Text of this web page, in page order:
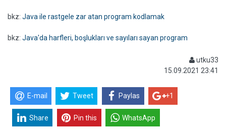
bkz: Java ile rastgele zar atan program kodlamak
bkz: Java'da harfleri, boşlukları ve sayıları sayan program
utku33
15.09.2021 23:41
E-mail Tweet Paylas +1
Share Pin this WhatsApp